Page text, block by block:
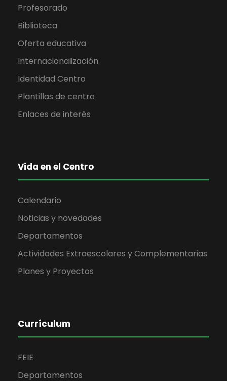
Profesorado
Biblioteca
Oferta educativa
Internacionalización
Identidad Centro
Plantillas de centro
Enlaces de interés
Vida en el Centro
Calendario
Noticias y novedades
Departamentos
Actividades Extraescolares y Complementarias
Planes y Proyectos
Currículum
FEIE
Departamentos